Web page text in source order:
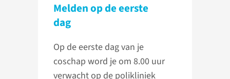
Melden op de eerste
dag
Op de eerste dag van je
coschap word je om 8.00 uur
verwacht op de polikliniek